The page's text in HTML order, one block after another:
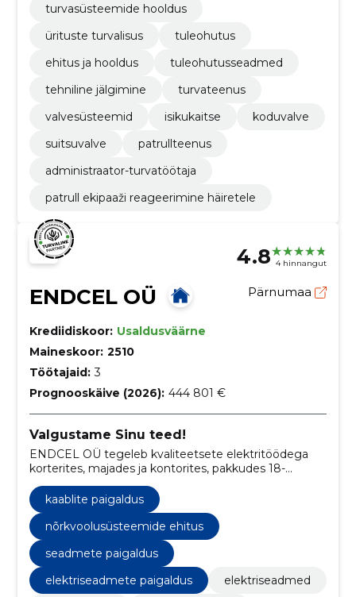
turvasüsteemide hooldus
ürituste turvalisus
tuleohutus
ehitus ja hooldus
tuleohutusseadmed
tehniline jälgimine
turvateenus
valvesüsteemid
isikukaitse
koduvalve
suitsuvalve
patrullteenus
administraator-turvatöötaja
patrull ekipaaži reageerimine häiretele
4.8 4 hinnangut
ENDCEL OÜ Pärnumaa
Krediidiskoor: Usaldusväärne
Maineskoor: 2510
Töötajaid: 3
Prognooskäive (2026): 444 801 €
Valgustame Sinu teed!
ENDCEL OÜ tegeleb kvaliteetsete elektritöödega
korterites, majades ja kontorites, pakkudes 18-
aastase kogemusega ekspertiisi ja pühendades end
elektrisüsteemide ohutusele ja usaldusväärsusele.
kaablite paigaldus
nõrkvoolusüsteemide ehitus
seadmete paigaldus
elektriseadmete paigaldus
elektriseadmed